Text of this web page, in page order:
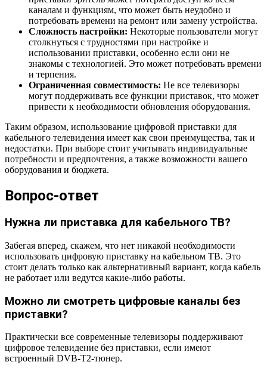
каналам и функциям, что может быть неудобно и
потребовать времени на ремонт или замену устройства.
Сложность настройки: Некоторые пользователи могут
столкнуться с трудностями при настройке и
использовании приставки, особенно если они не
знакомы с технологией. Это может потребовать времени
и терпения.
Ограниченная совместимость: Не все телевизоры
могут поддерживать все функции приставок, что может
привести к необходимости обновления оборудования.
Таким образом, использование цифровой приставки для
кабельного телевидения имеет как свои преимущества, так и
недостатки. При выборе стоит учитывать индивидуальные
потребности и предпочтения, а также возможности вашего
оборудования и бюджета.
Вопрос-ответ
Нужна ли приставка для кабельного ТВ?
Забегая вперед, скажем, что нет никакой необходимости
использовать цифровую приставку на кабельном ТВ. Это
стоит делать только как альтернативный вариант, когда кабель
не работает или ведутся какие-либо работы.
Можно ли смотреть цифровые каналы без
приставки?
Практически все современные телевизоры поддерживают
цифровое телевидение без приставки, если имеют
встроенный DVB-T2-тюнер.